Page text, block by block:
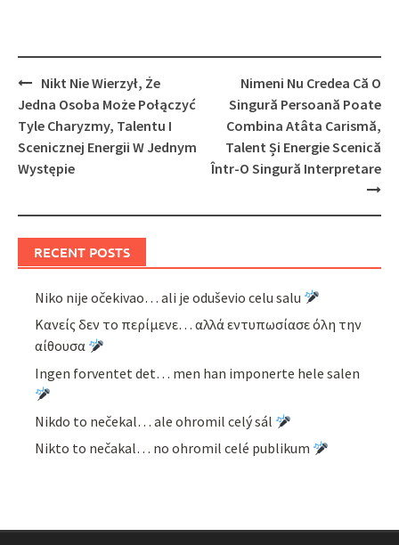
Post
navigation
Nikt Nie Wierzył, Że
Jedna Osoba Może Połączyć
Tyle Charyzmy, Talentu I
Scenicznej Energii W Jednym
Występie
Nimeni Nu Credea Că O
Singură Persoană Poate
Combina Atâta Carismă,
Talent Și Energie Scenică
Într-O Singură Interpretare
RECENT POSTS
Niko nije očekivao… ali je oduševio celu salu
Κανείς δεν το περίμενε… αλλά εντυπωσίασε όλη την
αίθουσα
Ingen forventet det… men han imponerte hele salen
Nikdo to nečekal… ale ohromil celý sál
Nikto to nečakal… no ohromil celé publikum